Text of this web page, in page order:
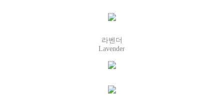
라벤더
Lavender